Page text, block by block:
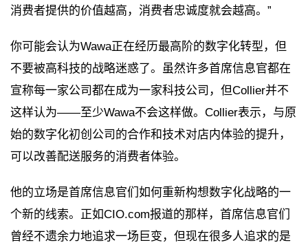
消费者提供的价值越高，消费者忠诚度就会越高。”
你可能会认为Wawa正在经历最高阶的数字化转型，但
不要被高科技的战略迷惑了。虽然许多首席信息官都在
宣称每一家公司都在成为一家科技公司，但Collier并不
这样认为——至少Wawa不会这样做。Collier表示，与原
始的数字化初创公司的合作和技术对店内体验的提升，
可以改善配送服务的消费者体验。
他的立场是首席信息官们如何重新构想数字化战略的一
个新的线索。正如CIO.com报道的那样，首席信息官们
曾经不遗余力地追求一场巨变，但现在很多人追求的是